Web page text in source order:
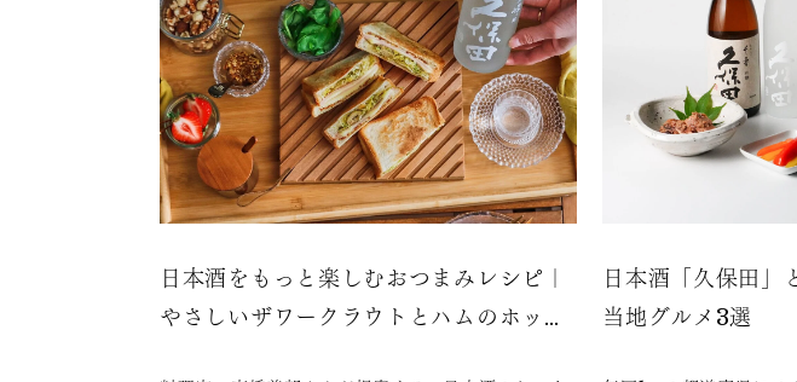
日本酒をもっと楽しむおつまみレシピ｜
やさしいザワークラウトとハムのホット
日本酒「久保田」
当地グルメ3選